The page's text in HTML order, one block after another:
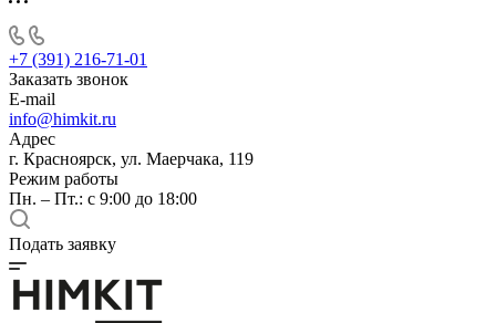
+7 (391) 216-71-01
Заказать звонок
E-mail
info@himkit.ru
Адрес
г. Красноярск, ул. Маерчака, 119
Режим работы
Пн. – Пт.: с 9:00 до 18:00
Подать заявку